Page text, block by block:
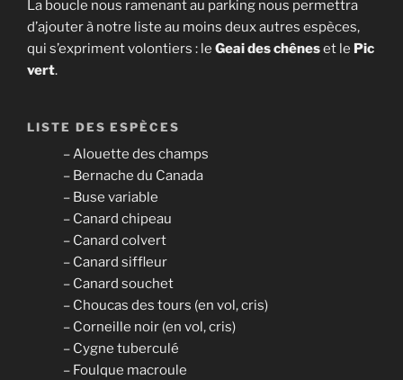
La boucle nous ramenant au parking nous permettra
d’ajouter à notre liste au moins deux autres espèces,
qui s’expriment volontiers : le Geai des chêneset le Pic
vert.
LISTE DES ESPÈCES
– Alouette des champs
– Bernache du Canada
– Buse variable
– Canard chipeau
– Canard colvert
– Canard siffleur
– Canard souchet
– Choucas des tours (en vol, cris)
– Corneille noir (en vol, cris)
– Cygne tuberculé
– Foulque macroule